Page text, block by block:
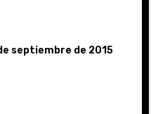
septiembre de 2015